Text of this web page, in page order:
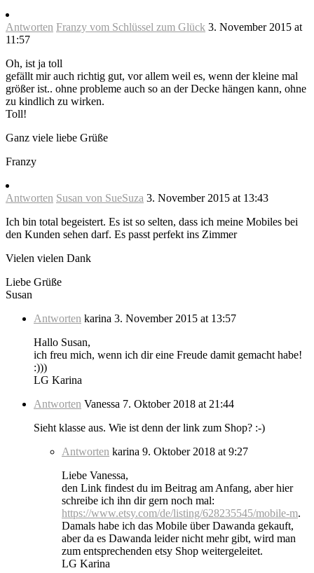
Antworten Franzy vom Schlüssel zum Glück 3. November 2015 at
11:57
Oh, ist ja toll
gefällt mir auch richtig gut, vor allem weil es, wenn der kleine mal
größer ist.. ohne probleme auch so an der Decke hängen kann, ohne
zu kindlich zu wirken.
Toll!
Ganz viele liebe Grüße
Franzy
Antworten Susan von SueSuza 3. November 2015 at 13:43
Ich bin total begeistert. Es ist so selten, dass ich meine Mobiles bei
den Kunden sehen darf. Es passt perfekt ins Zimmer
Vielen vielen Dank
Liebe Grüße
Susan
Antworten karina 3. November 2015 at 13:57
Hallo Susan,
ich freu mich, wenn ich dir eine Freude damit gemacht habe!
:)))
LG Karina
Antworten Vanessa 7. Oktober 2018 at 21:44
Sieht klasse aus. Wie ist denn der link zum Shop? :-)
Antworten karina 9. Oktober 2018 at 9:27
Liebe Vanessa,
den Link findest du im Beitrag am Anfang, aber hier
schreibe ich ihn dir gern noch mal:
https://www.etsy.com/de/listing/628235545/mobile-m.
Damals habe ich das Mobile über Dawanda gekauft,
aber da es Dawanda leider nicht mehr gibt, wird man
zum entsprechenden etsy Shop weitergeleitet.
LG Karina